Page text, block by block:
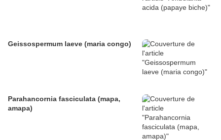
Geissospermum laeve (maria congo)
Parahancornia fasciculata (mapa,
amapa)